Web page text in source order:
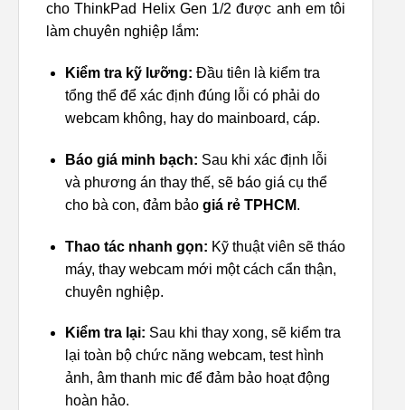
cho ThinkPad Helix Gen 1/2 được anh em tôi
làm chuyên nghiệp lắm:
Kiểm tra kỹ lưỡng: Đầu tiên là kiểm tra
tổng thể để xác định đúng lỗi có phải do
webcam không, hay do mainboard, cáp.
Báo giá minh bạch: Sau khi xác định lỗi
và phương án thay thế, sẽ báo giá cụ thể
cho bà con, đảm bảo giá rẻ TPHCM.
Thao tác nhanh gọn: Kỹ thuật viên sẽ tháo
máy, thay webcam mới một cách cẩn thận,
chuyên nghiệp.
Kiểm tra lại: Sau khi thay xong, sẽ kiểm tra
lại toàn bộ chức năng webcam, test hình
ảnh, âm thanh mic để đảm bảo hoạt động
hoàn hảo.